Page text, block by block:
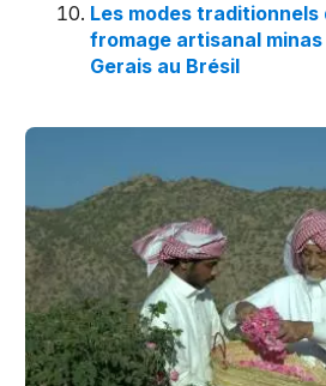
Les modes
fromage artisanal
Gerais au Brésil